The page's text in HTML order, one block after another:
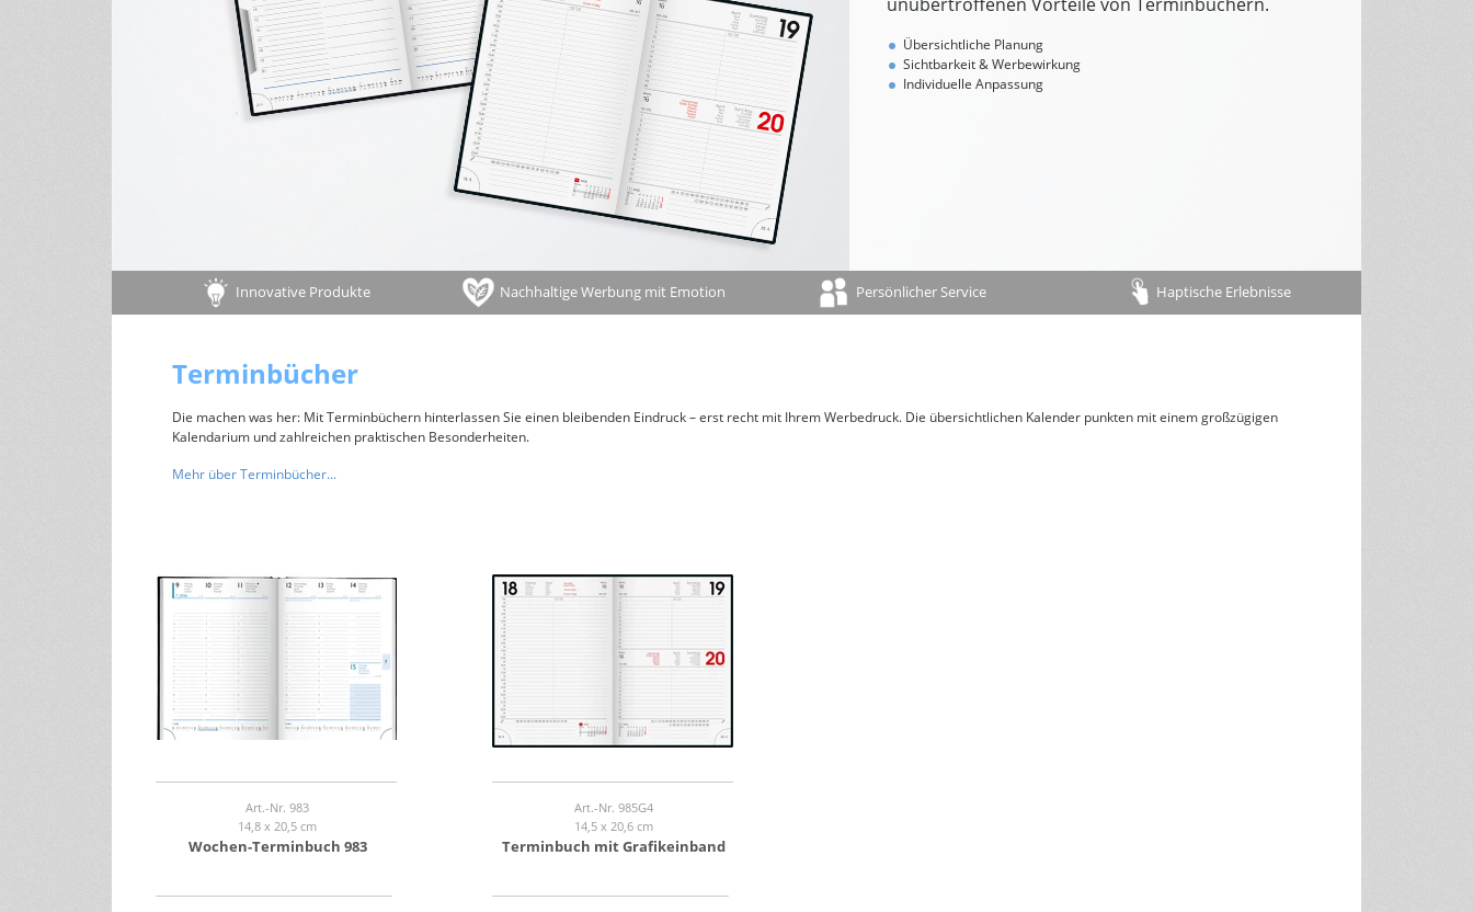
andere Größen
Tipps für ein gesundes Leben
Ferientermine
Namenstage
100-jähriger Kalender
Bauernregeln/-weisheiten
Sternzeichen/Horoskop
Mondphasen
Gedenktage
Feiertage und Jahresübersicht auf der Rückwand
österreichisches Kalendarium
Übersichtliche Planung
Sichtbarkeit & Werbewirkung
Individuelle Anpassung
Innovative Produkte Nachhaltige Werbung mit Emotion Persönlicher Service Haptische Erlebnisse
Terminbücher
Die machen was her: Mit Terminbüchern hinterlassen Sie einen bleibenden Eindruck – erst recht mit Ihrem Werbedruck. Die übersichtlichen Kalender punkten mit einem großzügigen
Kalendarium und zahlreichen praktischen Besonderheiten.
Mehr über Terminbücher...
Art.-Nr. 983
14,8 x 20,5 cm
Wochen-Terminbuch 983
Art.-Nr. 985G4
14,5 x 20,6 cm
Terminbuch mit Grafikeinband